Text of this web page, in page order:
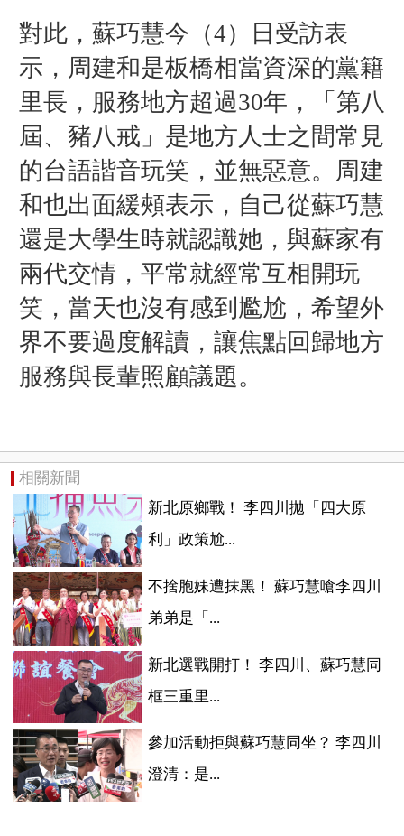
對此，蘇巧慧今（4）日受訪表
示，周建和是板橋相當資深的黨籍
里長，服務地方超過30年，「第八
屆、豬八戒」是地方人士之間常見
的台語諧音玩笑，並無惡意。周建
和也出面緩頰表示，自己從蘇巧慧
還是大學生時就認識她，與蘇家有
兩代交情，平常就經常互相開玩
笑，當天也沒有感到尷尬，希望外
界不要過度解讀，讓焦點回歸地方
服務與長輩照顧議題。
相關新聞
新北原鄉戰！ 李四川拋「四大原
利」政策尬...
不捨胞妹遭抹黑！ 蘇巧慧嗆李四川
弟弟是「...
新北選戰開打！ 李四川、蘇巧慧同
框三重里...
參加活動拒與蘇巧慧同坐？ 李四川
澄清：是...